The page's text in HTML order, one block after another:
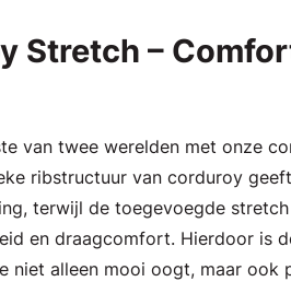
Stretch –
van twee werelden met onze
ribstructuur van corduroy
terwijl de toegevoegde
en draagcomfort. Hierdoor is
niet alleen mooi oogt, maar ook